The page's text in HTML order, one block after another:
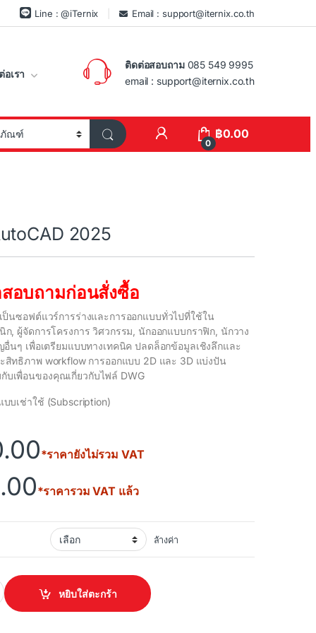
Line : @iTernix Email : support@iternix.co.th
อเรา
ติดต่อสอบถาม085 549 9995
email : support@iternix.co.th
0
฿0.00
2025
อบถามก่อนสั่งซื้อ
ป็นซอฟต์แวร์การร่างและการออกแบบทั่วไปที่ใช้ใน
, ผู้จัดการโครงการ วิศวกรรม, นักออกแบบกราฟิก, นักวาง
อื่นๆ เพื่อเตรียมแบบทางเทคนิค ปลดล็อกข้อมูลเชิงลึกและ
สิทธิภาพ workflow การออกแบบ 2D และ 3D แบ่งปัน
บเพื่อนของคุณเกี่ยวกับไฟล์ DWG
บเช่าใช้ (Subscription)
*ราคายังไม่รวม VAT
*ราคารวม VAT แล้ว
ล้างค่า
quantity
หยิบใส่ตะกร้า